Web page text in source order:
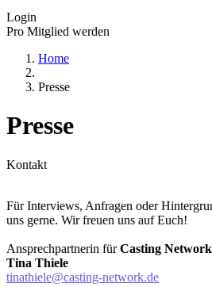
Login
Pro Mitglied werden
Home
Presse
Presse
Kontakt
Für Interviews, Anfragen oder
uns gerne. Wir freuen uns auf Euch!
Ansprechpartnerin fürCasting Network
Tina Thiele
tinathiele@casting-network.de